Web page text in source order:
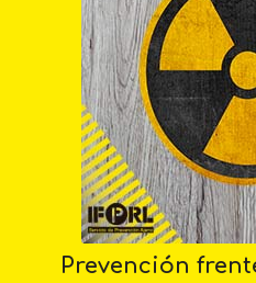
Prevención